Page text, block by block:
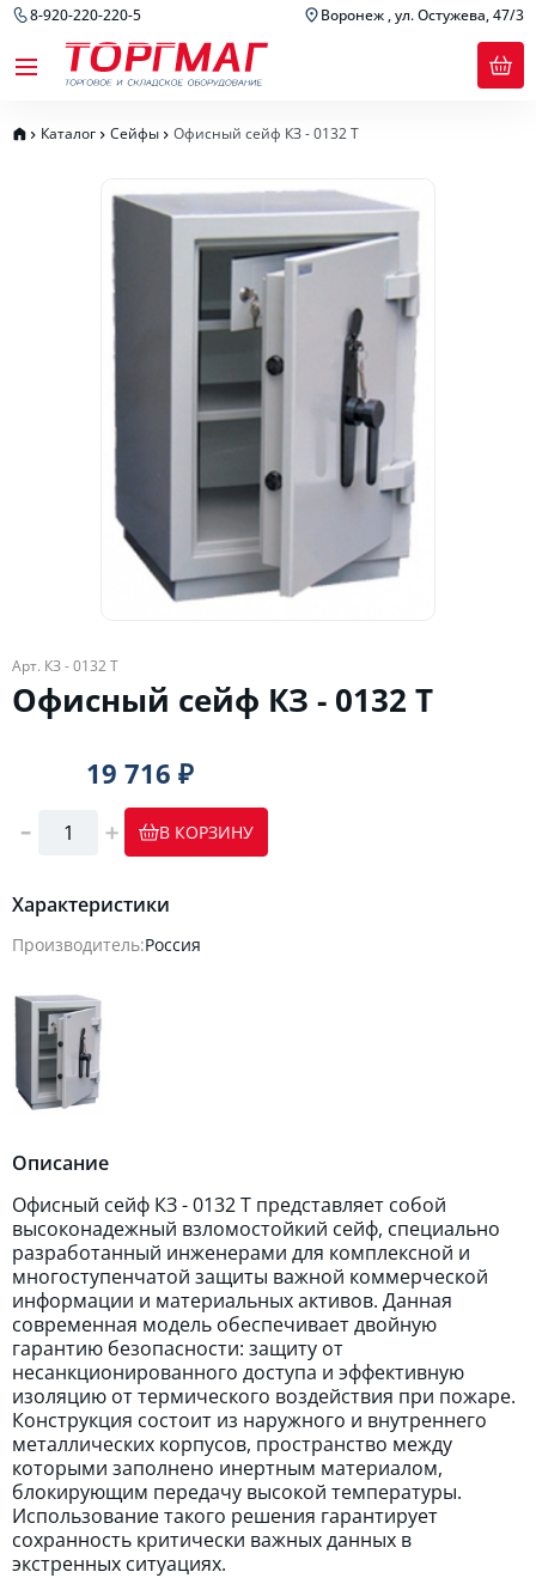
8-920-220-220-5 Воронеж , ул. Остужева, 47/3
Каталог Сейфы Офисный сейф КЗ - 0132 Т
Арт. КЗ - 0132 Т
Офисный сейф КЗ - 0132 Т
Характеристики
Производитель:Россия
19 716 ₽
В КОРЗИНУ
Описание
Офисный сейф КЗ - 0132 Т представляет собой
высоконадежный взломостойкий сейф, специально
разработанный инженерами для комплексной и
многоступенчатой защиты важной коммерческой
информации и материальных активов. Данная
современная модель обеспечивает двойную
гарантию безопасности: защиту от
несанкционированного доступа и эффективную
изоляцию от термического воздействия при пожаре.
Конструкция состоит из наружного и внутреннего
металлических корпусов, пространство между
которыми заполнено инертным материалом,
блокирующим передачу высокой температуры.
Использование такого решения гарантирует
сохранность критически важных данных в
экстренных ситуациях.